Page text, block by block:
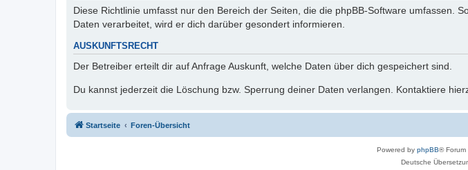
Diese Richtlinie umfasst nur den Bereich der Seiten, die die phpBB-Software umfassen.
Daten verarbeitet, wird er dich darüber gesondert informieren.
AUSKUNFTSRECHT
Der Betreiber erteilt dir auf Anfrage Auskunft, welche Daten über dich gespeichert sind.
Du kannst jederzeit die Löschung bzw. Sperrung deiner Daten verlangen. Kontaktiere
Startseite Foren-Übersicht
Powered by phpBB® Forum
Deutsche